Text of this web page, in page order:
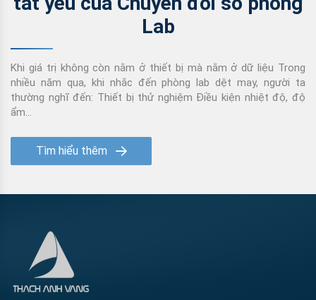
Lab
Khi giá trị không còn nằm ở thiết bị mà nằm ở dữ liệu Trong
nhiều năm qua, khi nhắc đến phòng lab dệt may, người ta
thường nghĩ đến: Thiết bị thử nghiệm Điều kiện nhiệt độ, độ
ẩm...
Tìm hiểu thêm